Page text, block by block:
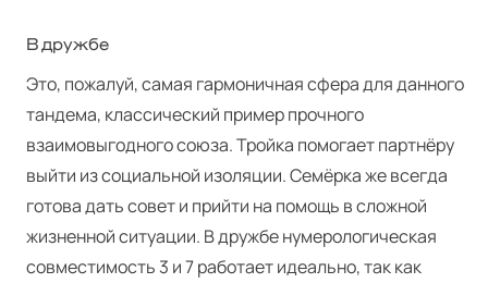
В дружбе
Это, пожалуй, самая гармоничная сфера для данного
тандема, классический пример прочного
взаимовыгодного союза. Тройка помогает партнёру
выйти из социальной изоляции. Семёрка же всегда
готова дать совет и прийти на помощь в сложной
жизненной ситуации. В дружбе нумерологическая
совместимость 3 и 7 работает идеально, так как